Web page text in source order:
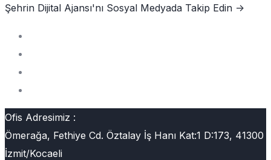
Şehrin Dijital Ajansı'nı Sosyal Medyada Takip Edin ->
Ofis Adresimiz :
Ömerağa, Fethiye Cd. Öztalay İş Hanı Kat:1 D:173, 41300
İzmit/Kocaeli